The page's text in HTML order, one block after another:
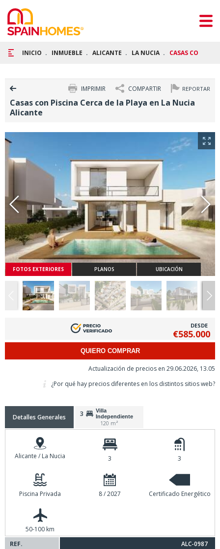
INICIO INMUEBLE ALICANTE LA NUCIA CASAS CON
REPORTAR
COMPARTIR
IMPRIMIR
Casas con Piscina Cerca de la Playa en La Nucia
Alicante
FOTOS EXTERIORES PLANOS UBICACIÓN
DESDE
€585.000
QUIERO COMPRAR
Actualización de precios en 29.06.2026, 13.05
¿Por qué hay precios diferentes en los distintos sitios web?
Detalles Generales 3
Villa
Independiente
120 m²
Alicante / La Nucia 3 3
Piscina Privada 8 / 2027 Certificado Energético
50-100 km
REF.
ALC-0987